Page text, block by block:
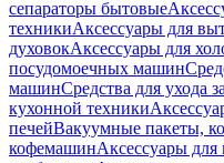
сепараторы бытовые
техникиАксессуары для
духовокАксессуары для
посудомоечных машин
машинСредства для ухода
кухонной техники
печейВакуумные пакеты,
кофемашинАксессуары для